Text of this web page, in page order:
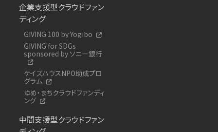
企業支援型クラウドファン
ディング
GIVING 100 by Yogibo
GIVING for SDGs
sponsored by ソニー銀行
ケイズハウスNPO助成プロ
グラム
ゆめ・まちクラウドファンディ
ング
中間支援型クラウドファン